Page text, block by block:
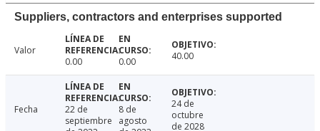
Suppliers, contractors and enterprises supported
Valor
0.00
0.00 40.00
Fecha
22 de
septiembre
8 de
agosto
24 de
octubre
de 2028